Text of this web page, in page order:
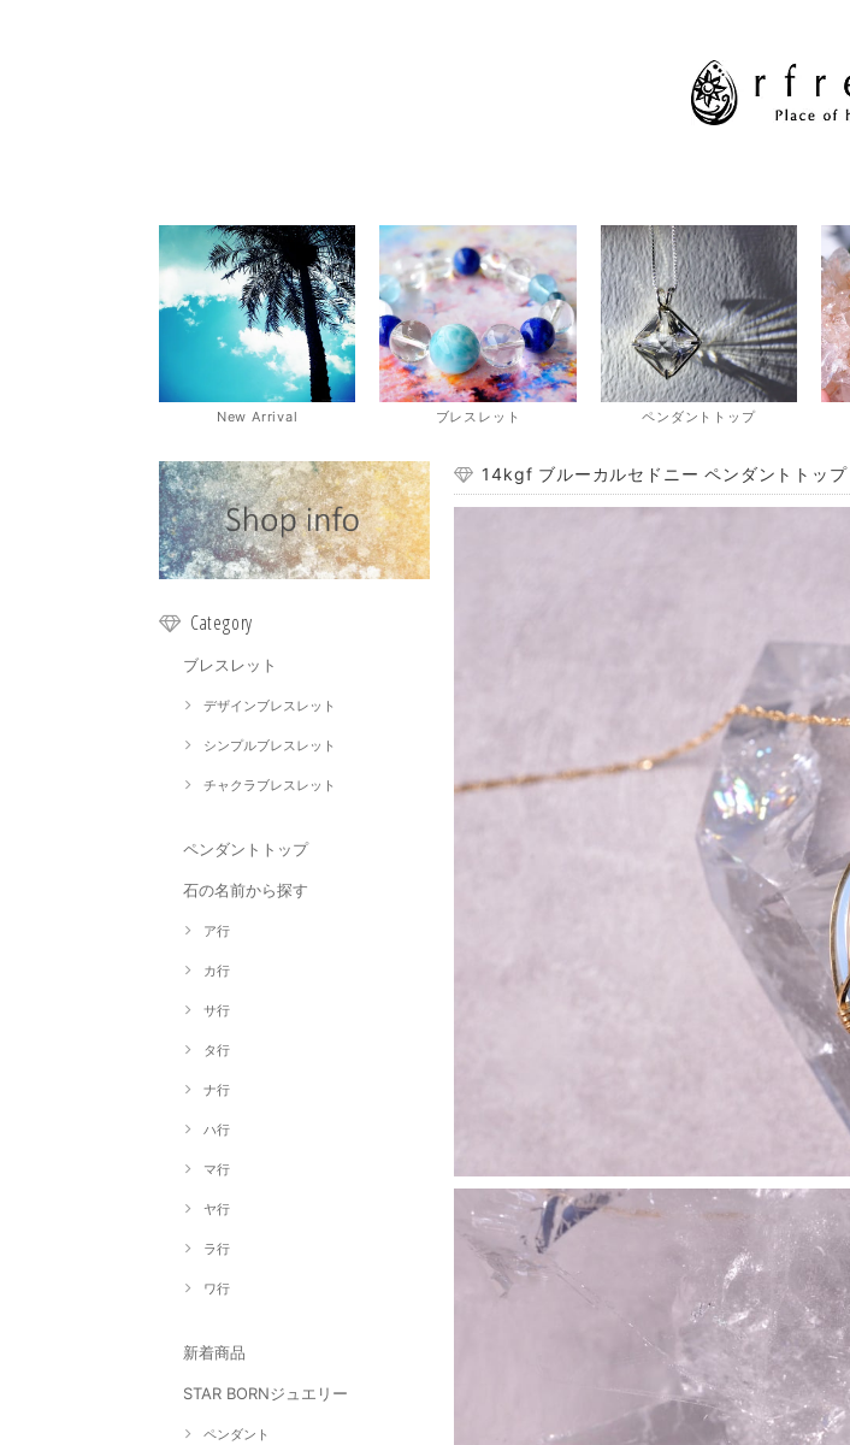
New Arrival ブレスレット ペンダントトップ
Category
ブレスレット
デザインブレスレット
シンプルブレスレット
チャクラブレスレット
ペンダントトップ
石の名前から探す
ア行
カ行
サ行
タ行
ナ行
ハ行
マ行
ヤ行
ラ行
ワ行
新着商品
STAR BORNジュエリー
ペンダント
14kgf ブルーカルセドニー ペンダントトップ